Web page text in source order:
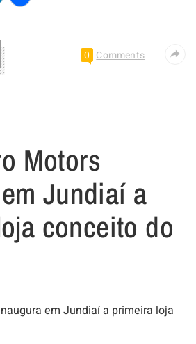
Share
0 Comments
Motors
Jundiaí a
conceito do